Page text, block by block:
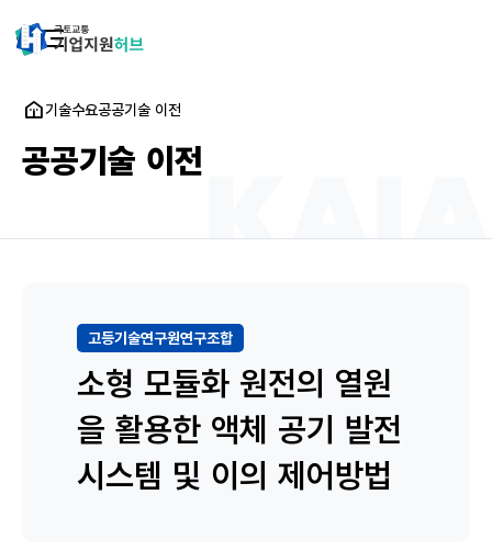
기술수요공공기술 이전
공공기술 이전
고등기술연구원연구조합
소형 모듈화 원전의 열원
을 활용한 액체 공기 발전
시스템 및 이의 제어방법